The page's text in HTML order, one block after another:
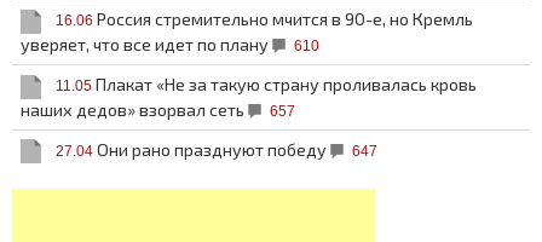
16.06 Россия стремительно мчится в 90-е, но Кремль
уверяет, что все идет по плану
610
11.05 Плакат «Не за такую страну проливалась кровь
наших дедов» взорвал сеть
657
27.04 Они рано празднуют победу 647